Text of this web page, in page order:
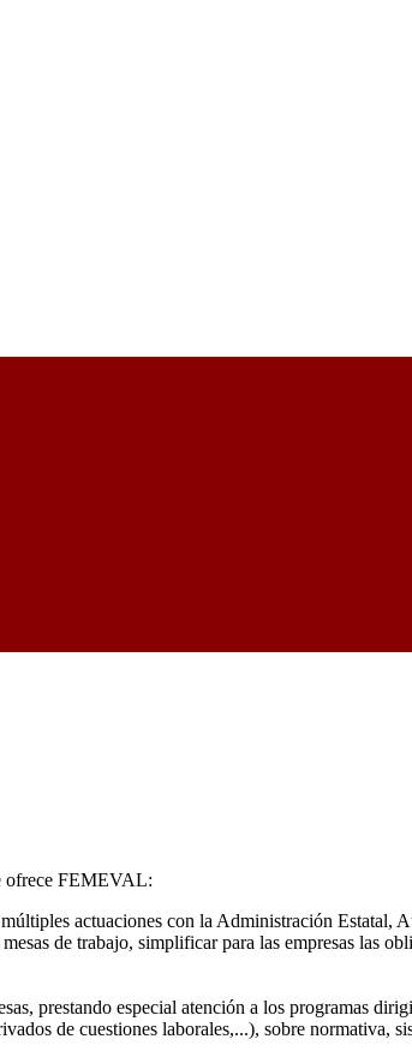
ofrece FEMEVAL:
actuaciones con la Administración Estatal,
de trabajo, simplificar para las empresas las
prestando especial atención a los programas
de cuestiones laborales,...), sobre normativa,